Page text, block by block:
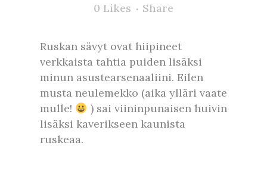
0 Likes Share
Ruskan sävyt ovat hiipineet
verkkaista tahtia puiden lisäksi
minun asustearsenaaliini. Eilen
musta neulemekko (aika ylläri vaate
mulle!
) sai viininpunaisen huivin
lisäksi kaverikseen kaunista
ruskeaa.